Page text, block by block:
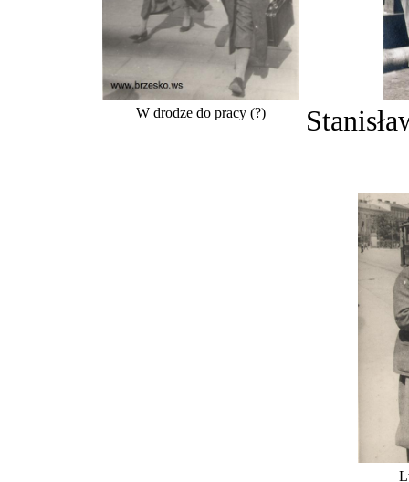
W drodze do pracy (?)